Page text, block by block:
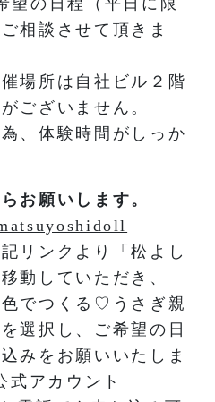
相談させて頂きま
場所は自社ビル２階
ございません。
、体験時間がしっか
お願いします。
リンクより「松よし
動していただき、
でつくる♡うさぎ親
選択し、ご希望の日
みをお願いいたしま
アカウント